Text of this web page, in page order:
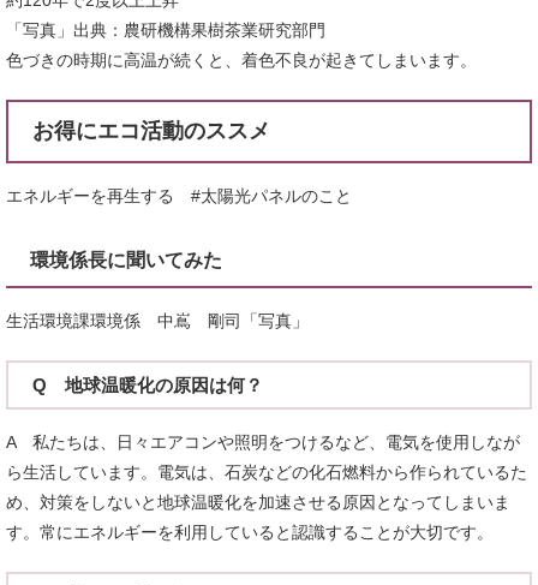
「写真」出典：農研機構果樹茶業研究部門
色づきの時期に高温が続くと、着色不良が起きてしまいます。
お得にエコ活動のススメ
エネルギーを再生する #太陽光パネルのこと
環境係長に聞いてみた
生活環境課環境係 中嶌 剛司「写真」
Q 地球温暖化の原因は何？
A 私たちは、日々エアコンや照明をつけるなど、電気を使用しなが
ら生活しています。電気は、石炭などの化石燃料から作られているた
め、対策をしないと地球温暖化を加速させる原因となってしまいま
す。常にエネルギーを利用していると認識することが大切です。